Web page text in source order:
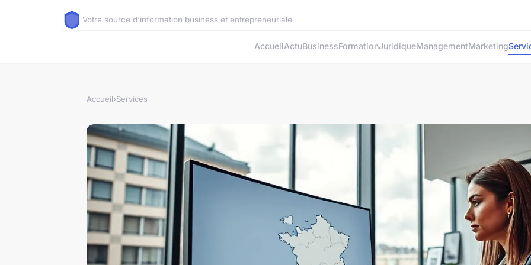
Votre source d'information business et entrepreneuriale
AccueilActuBusinessFormationJuridiqueManagementMarketing
Accueil›Services